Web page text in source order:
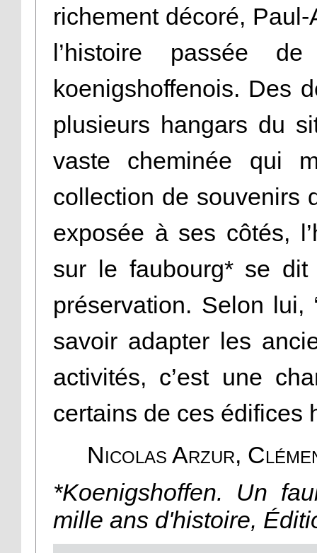
richement décoré,
l’histoire passée
koenigshoffenois. Des
plusieurs hangars du
vaste cheminée qui
collection de souvenirs
exposée à ses côtés,
sur le faubourg* se
préservation. Selon lui,
savoir adapter les
activités, c’est une
certains de ces édifices
Nicolas Arzur,
*Koenigshoffen. Un
mille ans d'histoire,